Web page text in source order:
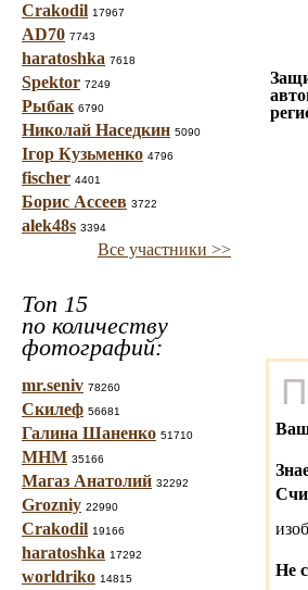
Crakodil 17967
AD70 7743
haratoshka 7618
Spektor 7249
Рыбак 6790
Николай Наседкин 5090
Ігор Кузьменко 4796
fischer 4401
Борис Ассеев 3722
alek48s 3394
Все участники >>
Топ 15
по количеству
фотографий:
mr.seniv 78260
Скилеф 56681
Галина Шаненко 51710
МНМ 35166
Магаз Анатолий 32292
Grozniy 22990
Crakodil 19166
haratoshka 17292
worldriko 14815 Не